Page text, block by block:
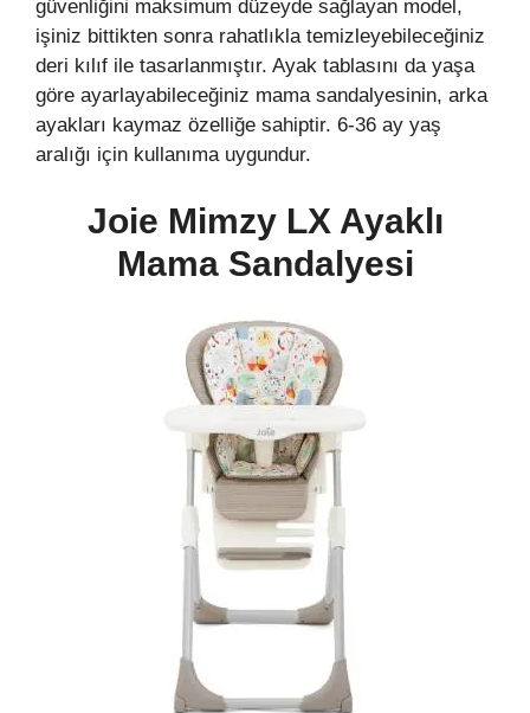
güvenliğini maksimum düzeyde sağlayan model,
işiniz bittikten sonra rahatlıkla temizleyebileceğiniz
deri kılıf ile tasarlanmıştır. Ayak tablasını da yaşa
göre ayarlayabileceğiniz mama sandalyesinin, arka
ayakları kaymaz özelliğe sahiptir. 6-36 ay yaş
aralığı için kullanıma uygundur.
Joie Mimzy LX Ayaklı
Mama Sandalyesi